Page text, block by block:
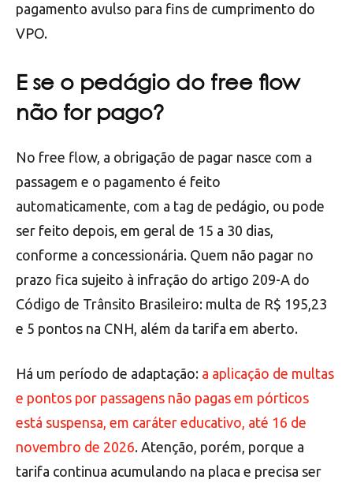
pagamento avulso para fins de cumprimento do
VPO.
E se o pedágio do free flow
não for pago?
No free flow, a obrigação de pagar nasce com a
passagem e o pagamento é feito
automaticamente, com a tag de pedágio, ou pode
ser feito depois, em geral de 15 a 30 dias,
conforme a concessionária. Quem não pagar no
prazo fica sujeito à infração do artigo 209-A do
Código de Trânsito Brasileiro: multa de R$ 195,23
e 5 pontos na CNH, além da tarifa em aberto.
Há um período de adaptação: a aplicação de multas
e pontos por passagens não pagas em pórticos
está suspensa, em caráter educativo, até 16 de
novembro de 2026. Atenção, porém, porque a
tarifa continua acumulando na placa e precisa ser